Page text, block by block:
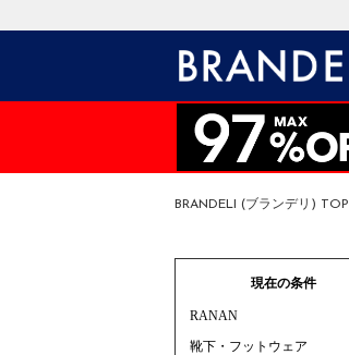
BRANDELI (ブランデリ) TOP
現在の条件
RANAN
靴下・フットウェア